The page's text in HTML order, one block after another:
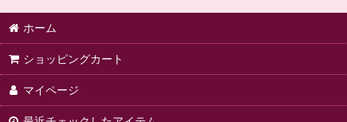
ホーム
ショッピングカート
マイページ